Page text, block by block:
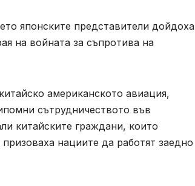
японските представители дойдоха
на войната за съпротива на
американското авиация,
сътрудничеството във
китайските граждани, които
нациите да работят заедно